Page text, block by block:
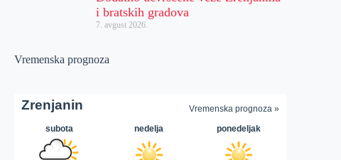
i bratskih gradova
7. avgust 2026.
Vremenska prognoza